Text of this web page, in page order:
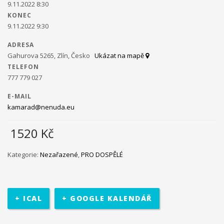
Ministerstvo práce a sociálních věcí ve spolupráci s
občanským sdružením Kamarád Nenuda realizují v
napomáhá zdravému vývoji dítěte, přes zkvalitnění vztahů
v rodině a prostřednictvím rodinného zážitkového odpoledne
metoda Snozelen v multisenzorické místnosti.
kteří jsou znevýhodněného i běžného prostředí.
účastníci seznámí se základními informace o projektu. Poté
bude jejich úkolem najít a definovat lokální problém a pracovat
9.11.2022 8:30
KONEC
9.11.2022 9:30
ADRESA
Gahurova 5265, Zlín, Česko Ukázat na mapě
TELEFON
777 779 027
E-MAIL
kamarad@nenuda.eu
1520 Kč
Kategorie: Nezařazené,PRO DOSPĚLÉ
+ ICAL + GOOGLE KALENDÁŘ